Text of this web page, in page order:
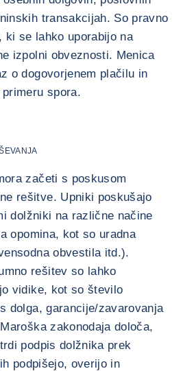
transakcijah. So pravno
ki se lahko uporabijo na
izpolni obveznosti. Menica
o dogovorjenem plačilu in
spora.
začeti s poskusom
rešitve. Upniki poskušajo
dolžniki na različne načine
opomina, kot so uradna
obvestila itd.).
rešitev so lahko
vidike, kot so število
dolga, garancije/zavarovanja
zakonodaja določa,
podpis dolžnika prek
podpišejo, overijo in